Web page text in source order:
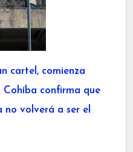
cartel, comienza
confirma que
no volverá a ser el